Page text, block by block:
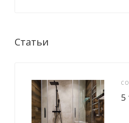
Статьи
5